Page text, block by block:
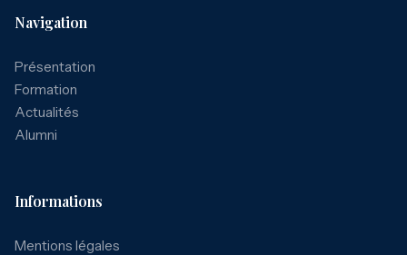
Navigation
Présentation
Formation
Actualités
Alumni
Informations
Mentions légales